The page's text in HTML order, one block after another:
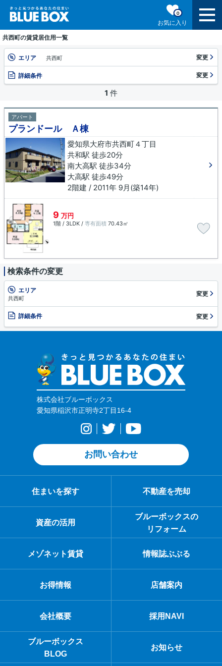
お気に入り
0
共西町の賃貸居住用一覧
エリア 共西町 変更
詳細条件 変更
1 件
アパート
プランドール Ａ棟
愛知県大府市共西町４丁目
共和駅 徒歩20分
南大高駅 徒歩34分
大高駅 徒歩49分
2階建 / 2011年 9月(築14年)
9 万円
1階 / 3LDK / 専有面積 70.43㎡
検索条件の変更
エリア
共西町
変更
詳細条件 変更
株式会社ブルーボックス
愛知県稲沢市正明寺2丁目16-4
お問い合わせ
住まいを探す 不動産を売却
資産の活用
ブルーボックスの
リフォーム
メゾネット賃貸 情報誌ぶぶる
お得情報 店舗案内
会社概要 採用NAVI
ブルーボックス
BLOG
お知らせ